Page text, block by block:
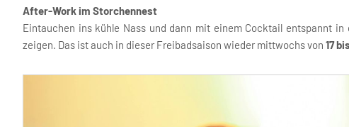
After-Work im Storchennest
Eintauchen ins kühle Nass und dann mit einem Cocktail entspannt
zeigen. Das ist auch in dieser Freibadsaison wieder mittwochs von 17